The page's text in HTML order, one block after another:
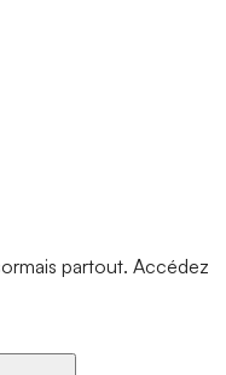
partout. Accédez